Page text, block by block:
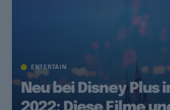
ENTERTAIN
Neu bei Disney Plus